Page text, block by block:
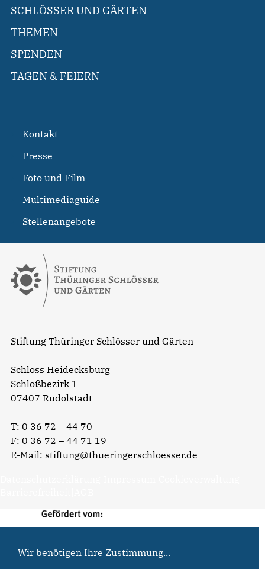
Stiftung Thüringer Schlösser und Gärten
Schloss Heidecksburg
Schloßbezirk 1
07407 Rudolstadt
T: 0 36 72 – 44 70
F: 0 36 72 – 44 71 19
E-Mail: stiftung@thueringerschloesser.de
SCHLÖSSER UND GÄRTEN
THEMEN
SPENDEN
TAGEN & FEIERN
Kontakt
Presse
Foto und Film
Multimediaguide
Stellenangebote
Wir benötigen Ihre Zustimmung...